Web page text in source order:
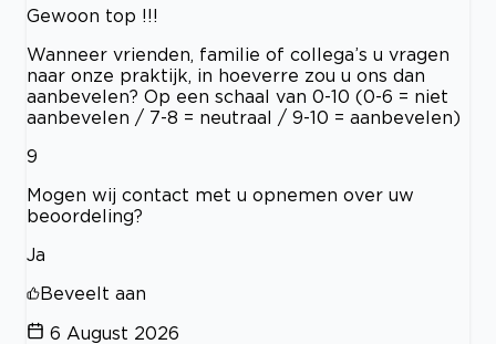
Gewoon top !!!
Wanneer vrienden, familie of collega’s u vragen
naar onze praktijk, in hoeverre zou u ons dan
aanbevelen? Op een schaal van 0-10 (0-6 = niet
aanbevelen / 7-8 = neutraal / 9-10 = aanbevelen)
9
Mogen wij contact met u opnemen over uw
beoordeling?
Ja
Beveelt aan
6 August 2026